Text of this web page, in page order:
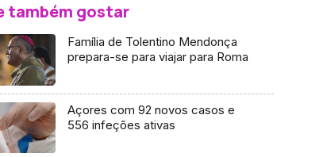
também gostar
Família de Tolentino Mendonça
prepara-se para viajar para Roma
Açores com 92 novos casos e
556 infeções ativas